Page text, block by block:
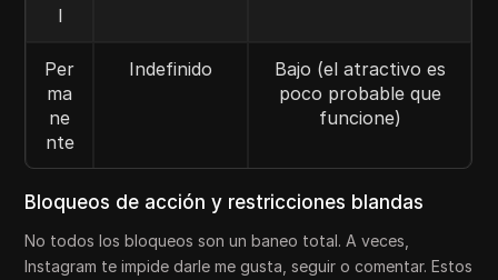
l
Per
ma
ne
nte
Indefinido
Bajo (el atractivo es
poco probable que
funcione)
Bloqueos de acción y restricciones blandas
No todos los bloqueos son un baneo total. A veces,
Instagram te impide darle me gusta, seguir o comentar. Estos